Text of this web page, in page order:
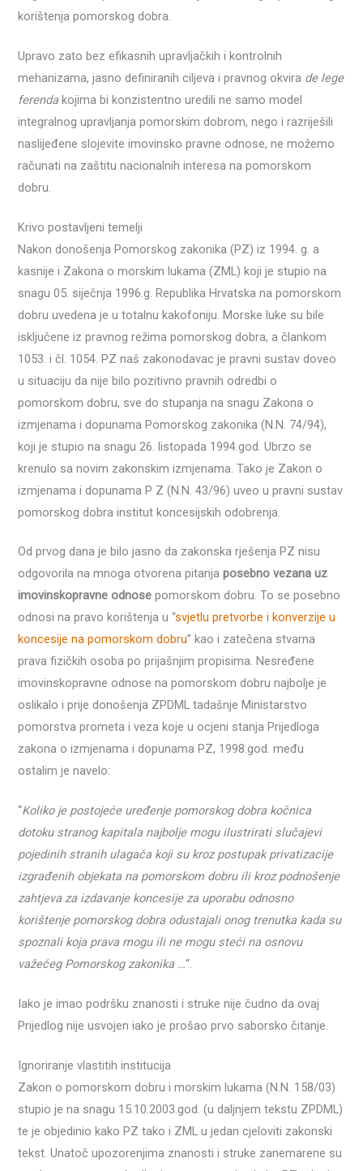
korištenja pomorskog dobra.
Upravo zato bez efikasnih upravljačkih i kontrolnih
mehanizama, jasno definiranih ciljeva i pravnog okvira de lege
ferendakojima bi konzistentno uredili ne samo model
integralnog upravljanja pomorskim dobrom, nego i razriješili
naslijeđene slojevite imovinsko pravne odnose, ne možemo
računati na zaštitu nacionalnih interesa na pomorskom
dobru.
Krivo postavljeni temelji
Nakon donošenja Pomorskog zakonika (PZ) iz 1994. g. a
kasnije i Zakona o morskim lukama (ZML) koji je stupio na
snagu 05. siječnja 1996.g. Republika Hrvatska na pomorskom
dobru uvedena je u totalnu kakofoniju. Morske luke su bile
isključene iz pravnog režima pomorskog dobra, a člankom
1053. i čl. 1054. PZ naš zakonodavac je pravni sustav doveo
u situaciju da nije bilo pozitivno pravnih odredbi o
pomorskom dobru, sve do stupanja na snagu Zakona o
izmjenama i dopunama Pomorskog zakonika (N.N. 74/94),
koji je stupio na snagu 26. listopada 1994.god. Ubrzo se
krenulo sa novim zakonskim izmjenama. Tako je Zakon o
izmjenama i dopunama P Z (N.N. 43/96) uveo u pravni sustav
pomorskog dobra institut koncesijskih odobrenja.
Od prvog dana je bilo jasno da zakonska rješenja PZ nisu
odgovorila na mnoga otvorena pitanjaposebno vezana uz
imovinskopravne odnose pomorskom dobru. To se posebno
odnosi na pravo korištenja u “svjetlu pretvorbe i konverzije u
koncesije na pomorskom dobru” kao i zatečena stvarna
prava fizičkih osoba po prijašnjim propisima. Nesređene
imovinskopravne odnose na pomorskom dobru najbolje je
oslikalo i prije donošenja ZPDML tadašnje Ministarstvo
pomorstva prometa i veza koje u ocjeni stanja Prijedloga
zakona o izmjenama i dopunama PZ, 1998.god. među
ostalim je navelo:
“Koliko je postojeće uređenje pomorskog dobra kočnica
dotoku stranog kapitala najbolje mogu ilustrirati slučajevi
pojedinih stranih ulagača koji su kroz postupak privatizacije
izgrađenih objekata na pomorskom dobru ili kroz podnošenje
zahtjeva za izdavanje koncesije za uporabu odnosno
korištenje pomorskog dobra odustajali onog trenutka kada su
spoznali koja prava mogu ili ne mogu steći na osnovu
važećeg Pomorskog zakonika …“.
Iako je imao podršku znanosti i struke nije čudno da ovaj
Prijedlog nije usvojen iako je prošao prvo saborsko čitanje.
Ignoriranje vlastitih institucija
Zakon o pomorskom dobru i morskim lukama (N.N. 158/03)
stupio je na snagu 15.10.2003.god. (u daljnjem tekstu ZPDML)
te je objedinio kako PZ tako i ZML u jedan cjeloviti zakonski
tekst. Unatoč upozorenjima znanosti i struke zanemarene su